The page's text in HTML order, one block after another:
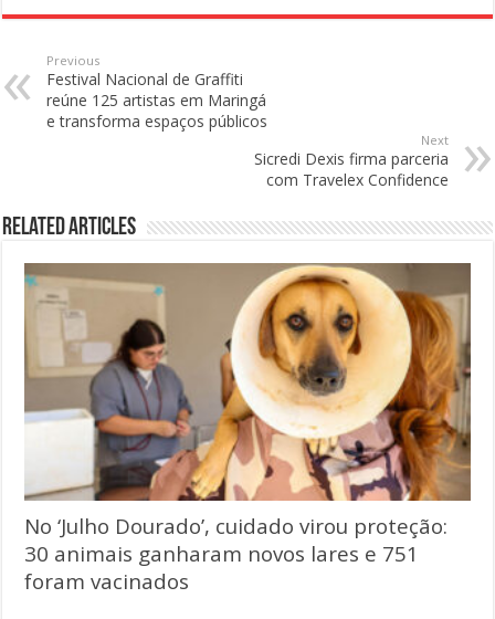
Previous
Festival Nacional de Graffiti
reúne 125 artistas em Maringá
e transforma espaços públicos
Next
Sicredi Dexis firma parceria
com Travelex Confidence
Related Articles
No ‘Julho Dourado’, cuidado virou proteção:
30 animais ganharam novos lares e 751
foram vacinados